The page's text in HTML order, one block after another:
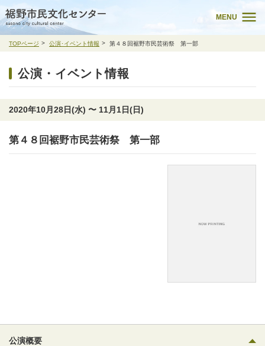
MENU
TOPページ 公演･イベント情報 第４８回裾野市民芸術祭 第一部
公演・イベント情報
2020年10月28日(水) 〜 11月1日(日)
第４８回裾野市民芸術祭 第一部
公演概要